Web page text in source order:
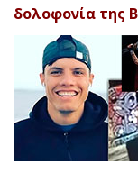
δολοφονία της